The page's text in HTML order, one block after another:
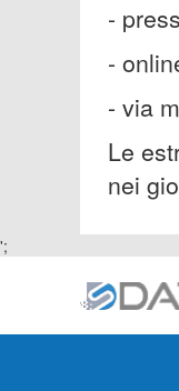
-
-
- via
Le
nei
';